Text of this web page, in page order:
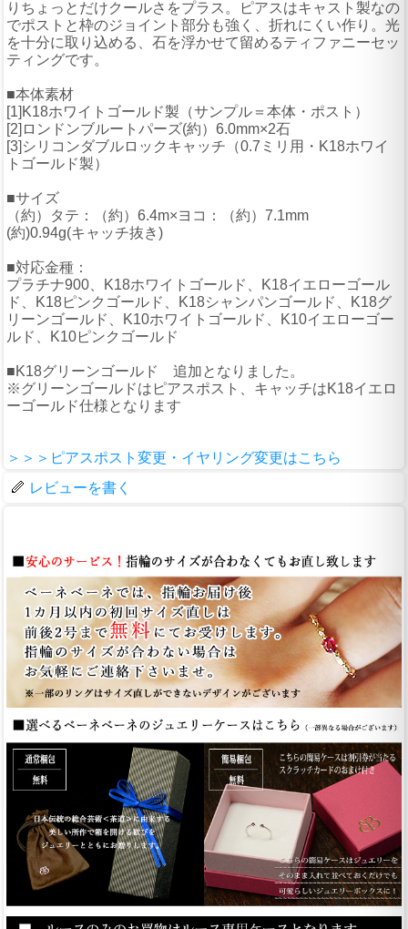
りちょっとだけクールさをプラス。ピアスはキャスト製なの
でポストと枠のジョイント部分も強く、折れにくい作り。光
を十分に取り込める、石を浮かせて留めるティファニーセッ
ティングです。
■本体素材
[1]K18ホワイトゴールド製（サンプル＝本体・ポスト）
[2]ロンドンブルートパーズ(約）6.0mm×2石
[3]シリコンダブルロックキャッチ（0.7ミリ用・K18ホワイ
トゴールド製）
■サイズ
（約）タテ：（約）6.4m×ヨコ：（約）7.1mm
(約)0.94g(キャッチ抜き)
■対応金種：
プラチナ900、K18ホワイトゴールド、K18イエローゴール
ド、K18ピンクゴールド、K18シャンパンゴールド、K18グ
リーンゴールド、K10ホワイトゴールド、K10イエローゴー
ルド、K10ピンクゴールド
■K18グリーンゴールド 追加となりました。
※グリーンゴールドはピアスポスト、キャッチはK18イエロ
ーゴールド仕様となります
＞＞＞ピアスポスト変更・イヤリング変更はこちら
レビューを書く